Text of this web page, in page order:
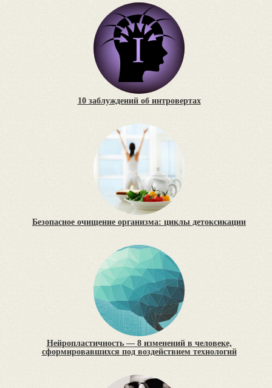
10 заблуждений об интровертах
Безопасное очищение организма: циклы детоксикации
Нейропластичность — 8 изменений в человеке,
сформировавшихся под воздействием технологий